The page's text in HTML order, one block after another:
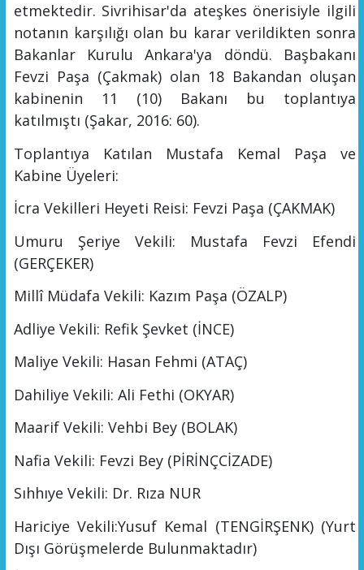
etmektedir. Sivrihisar'da ateşkes önerisiyle ilgili
notanın karşılığı olan bu karar verildikten sonra
Bakanlar Kurulu Ankara'ya döndü. Başbakanı
Fevzi Paşa (Çakmak) olan 18 Bakandan oluşan
kabinenin 11
(10)Bakanı bu toplantıya
katılmıştı (Şakar, 2016: 60).
Toplantıya Katılan Mustafa Kemal Paşa ve
Kabine Üyeleri:
İcra Vekilleri Heyeti Reisi: Fevzi Paşa (ÇAKMAK)
Umuru Şeriye Vekili: Mustafa Fevzi Efendi
(GERÇEKER)
Millî Müdafa Vekili: Kazım Paşa (ÖZALP)
Adliye Vekili: Refik Şevket (İNCE)
Maliye Vekili: Hasan Fehmi (ATAÇ)
Dahiliye Vekili: Ali Fethi (OKYAR)
Maarif Vekili: Vehbi Bey (BOLAK)
Nafia Vekili: Fevzi Bey (PİRİNÇCİZADE)
Sıhhıye Vekili: Dr. Rıza NUR
Hariciye Vekili:Yusuf Kemal (TENGİRŞENK) (Yurt
Dışı Görüşmelerde Bulunmaktadır)